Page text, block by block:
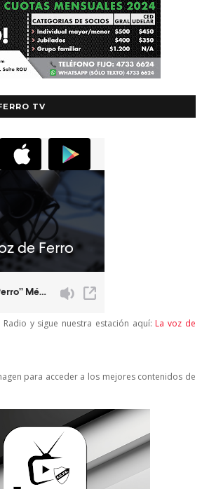
TV
y sigue nuestra estación aquí: La voz de
para acceder a los mejores contenidos de